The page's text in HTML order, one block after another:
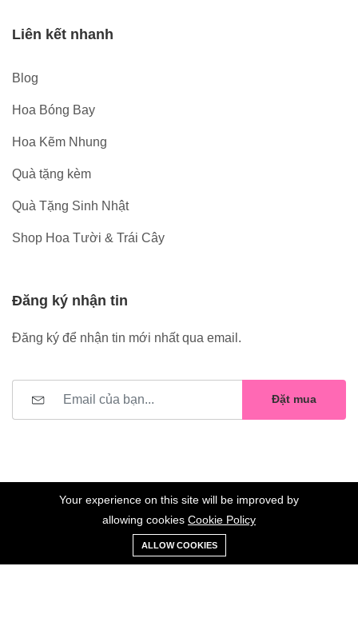
Liên kết nhanh
Blog
Hoa Bóng Bay
Hoa Kẽm Nhung
Quà tặng kèm
Quà Tặng Sinh Nhật
Shop Hoa Tười & Trái Cây
Đăng ký nhận tin
Đăng ký để nhận tin mới nhất qua email.
Đặt mua
©2023 Hoa Nelly . All Rights Reserved.
0
Xe
đẩy
Danh sách
yêu thích
Your experience on this site will be improved by
allowing cookies Cookie Policy
ALLOW COOKIES